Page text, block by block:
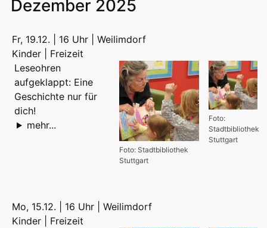
Dezember 2025
Fr, 19.12. | 16 Uhr | Weilimdorf
Kinder | Freizeit
Foto:
Stadtbibliothek
Stuttgart
Foto: Stadtbibliothek
Stuttgart
Leseohren
aufgeklappt: Eine
Geschichte nur für
dich!
mehr...
Mo, 15.12. | 16 Uhr | Weilimdorf
Kinder | Freizeit